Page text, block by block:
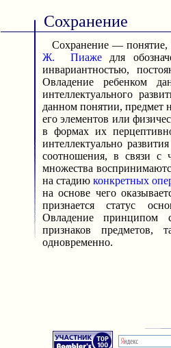
Сохранение
Сохранение — понятие,
Ж. Пиажедля
инвариантностью,
Овладение ребенком
интеллектуального
данном понятии, предмет
его элементов или
в формах их
интеллектуально
соотношения, в связи с
множества
на стадиюконкретных
на основе чего
признается статус
Овладение принципом
признаков предметов,
одновременно.